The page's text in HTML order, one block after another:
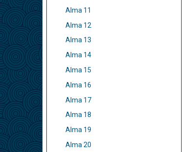
Alma 11
Alma 12
Alma 13
Alma 14
Alma 15
Alma 16
Alma 17
Alma 18
Alma 19
Alma 20